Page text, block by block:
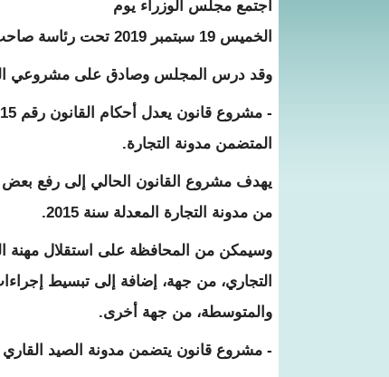
اجتمع مجلس الوزراء يوم
الخميس 19 سبتمبر 2019 تحت رئاسة صاحب الفخامة السيد محمد ولد الشيخ الغزواني، رئيس الجمهورية.
وقد درس المجلس وصادق على مشروعي
المتضمن مدونة التجارة.
من مدونة التجارة المعدلة سنة 2015.
وسيمكن من المحافظة على استقلال مهنة
التجاري، من جهة، إضافة إلى تبسيط
والمتوسطة، من جهة أخرى.
- مشروع قانون يتضمن مدونة الصيد القاري